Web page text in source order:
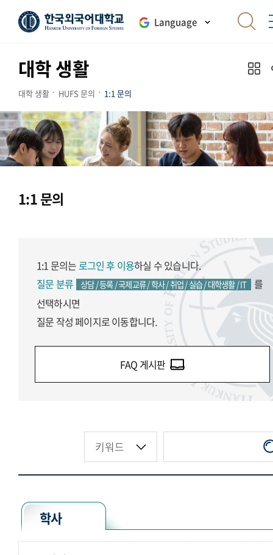
Language
대학 생활
대학 생활 HUFS 문의 1:1 문의
1:1 문의
1:1 문의는로그인 후 이용하실 수 있습니다.
질문 분류
상담 / 등록 / 국제교류 / 학사 / 취업 / 실습 / 대학생활 / IT
를
선택하시면
질문 작성 페이지로 이동합니다.
FAQ 게시판
학사